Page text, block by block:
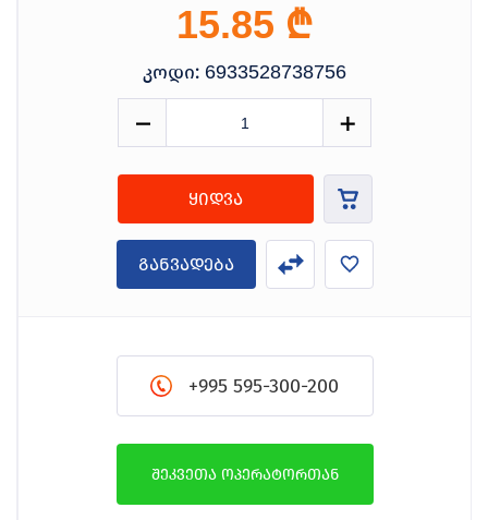
15.85 ₾
კოდი: 6933528738756
ყიდვა
განვადება
+995 595-300-200
შეკვეთა ოპერატორთან